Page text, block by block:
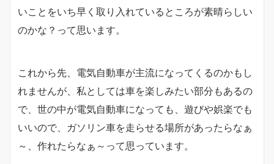
いことをいち早く取り入れているところが素晴らしい
のかな？って思います。
これから先、電気自動車が主流になってくるのかもし
れませんが、私としては車を楽しみたい部分もあるの
で、世の中が電気自動車になっても、遊びや娯楽でも
いいので、ガソリン車を走らせる場所があったらなぁ
～、作れたらなぁ～って思っています。